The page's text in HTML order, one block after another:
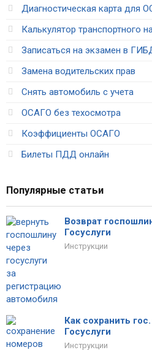
Диагностическая карта для
Калькулятор транспортного
Записаться на экзамен в
Замена водительских прав
Снять автомобиль с учета
ОСАГО без техосмотра
Коэффициенты ОСАГО
Билеты ПДД онлайн
Популярные статьи
Возврат
Госуслуги
Инструкции
Как сохранить
Госуслуги
Инструкции